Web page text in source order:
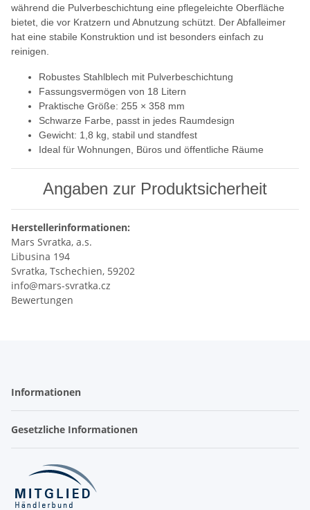
während die Pulverbeschichtung eine pflegeleichte Oberfläche
bietet, die vor Kratzern und Abnutzung schützt. Der Abfalleimer
hat eine stabile Konstruktion und ist besonders einfach zu
reinigen.
Robustes Stahlblech mit Pulverbeschichtung
Fassungsvermögen von 18 Litern
Praktische Größe: 255 × 358 mm
Schwarze Farbe, passt in jedes Raumdesign
Gewicht: 1,8 kg, stabil und standfest
Ideal für Wohnungen, Büros und öffentliche Räume
Angaben zur Produktsicherheit
Herstellerinformationen:
Mars Svratka, a.s.
Libusina 194
Svratka, Tschechien, 59202
info@mars-svratka.cz
Bewertungen
Informationen
Gesetzliche Informationen